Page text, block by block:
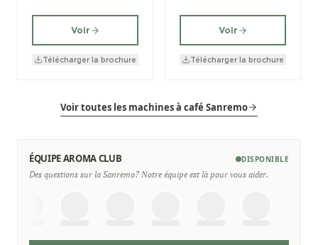
Voir
Télécharger la brochure
Voir
Télécharger la brochure
Voir toutes les machines à café Sanremo
ÉQUIPE AROMA CLUB DISPONIBLE
Des questions sur la Sanremo? Notre équipe est là pour vous aider.